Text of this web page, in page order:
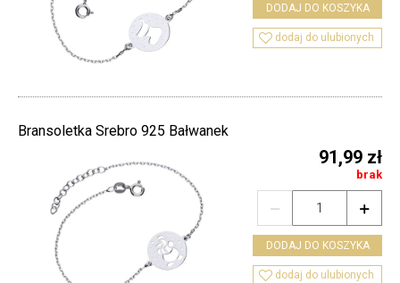
DODAJ DO KOSZYKA
 dodaj do ulubionych
Bransoletka Srebro 925 Bałwanek
91,99 zł
brak


DODAJ DO KOSZYKA
 dodaj do ulubionych